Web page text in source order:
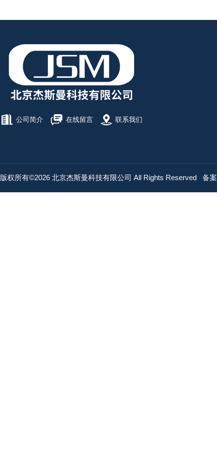
公司简介 在线留言 联系我们
版权所有©2026 北京杰斯曼科技有限公司 All Rights Reserved 备